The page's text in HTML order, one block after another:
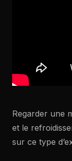
Regarder une
et le
sur ce type